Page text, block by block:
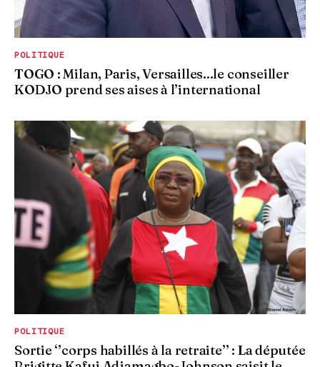
POLITIQUE
TOGO : Milan, Paris, Versailles...le conseiller
KODJO prend ses aises à l’international
POLITIQUE
Sortie ‘’corps habillés à la retraite’’ : La députée